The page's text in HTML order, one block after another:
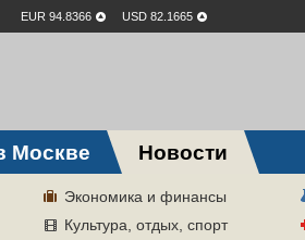
EUR 94.8366 USD 82.1665
Москве Новости
Экономика и финансы
Культура, отдых, спорт